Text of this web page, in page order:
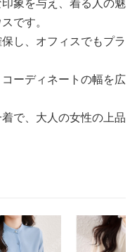
です。
し、オフィスでもプラ
ーディネートの幅を広
で、大人の女性の上品